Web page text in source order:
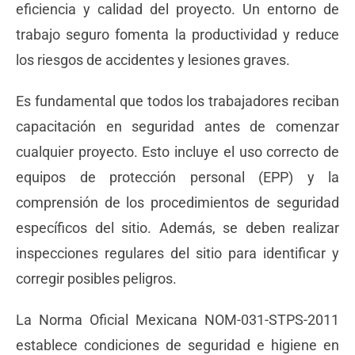
eficiencia y calidad del proyecto. Un entorno de
trabajo seguro fomenta la productividad y reduce
los riesgos de accidentes y lesiones graves.
Es fundamental que todos los trabajadores reciban
capacitación en seguridad antes de comenzar
cualquier proyecto. Esto incluye el uso correcto de
equipos de protección personal (EPP) y la
comprensión de los procedimientos de seguridad
específicos del sitio. Además, se deben realizar
inspecciones regulares del sitio para identificar y
corregir posibles peligros.
La Norma Oficial Mexicana NOM-031-STPS-2011
establece condiciones de seguridad e higiene en